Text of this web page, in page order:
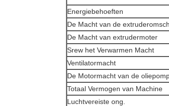
Energiebehoeften
De Macht van de
De Macht van extrudermoter
Srew het Verwarmen Macht
Ventilatormacht
De Motormacht van de
Totaal Vermogen van Machine
Luchtvereiste ong.